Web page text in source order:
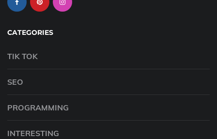
CATEGORIES
TIK TOK
SEO
PROGRAMMING
INTERESTING